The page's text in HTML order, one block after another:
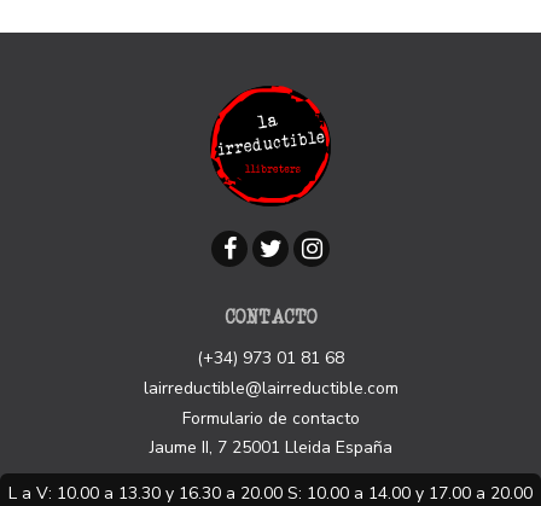
CONTACTO
(+34) 973 01 81 68
lairreductible@lairreductible.com
Formulario de contacto
Jaume II, 7 25001 Lleida España
L a V: 10.00 a 13.30 y 16.30 a 20.00 S: 10.00 a 14.00 y 17.00 a 20.00